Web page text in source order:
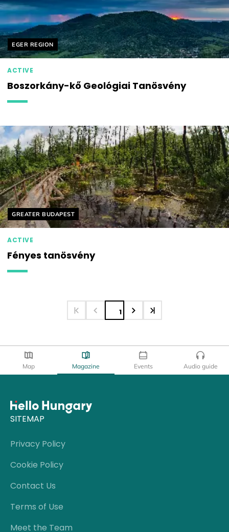
Helyszín címkék:
EGER REGION
ACTIVE
Boszorkány-kő Geológiai Tanösvény
Helyszín címkék:
GREATER BUDAPEST
ACTIVE
Fényes tanösvény
1
Map Magazine Events Audio guide
SITEMAP
Privacy Policy
Cookie Policy
Contact Us
Terms of Use
Meet the Team